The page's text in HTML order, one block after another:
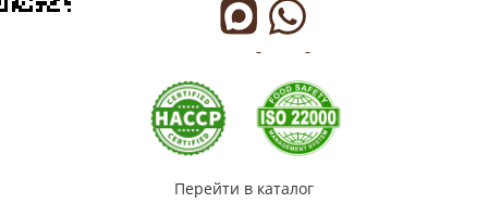
Перейти в каталог